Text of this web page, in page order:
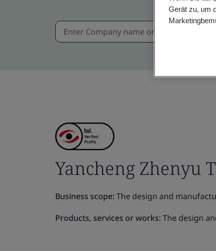
Yancheng Zhenyu
Business scope:The design and
Products, services or works:The design
Gerät zu, um